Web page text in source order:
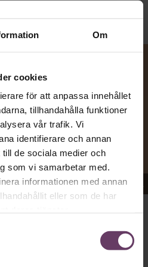
Om
cookies
för att anpassa innehållet
tillhandahålla funktioner
vår trafik. Vi
identifierare och annan
de sociala medier och
som vi samarbetar med.
informationen med annan
eller som de har
vd:ars kortfattade språk.
att nå och besvarar inte alltid
Ben Horwitz
på ett trick: Han skapade